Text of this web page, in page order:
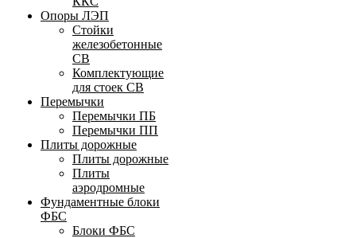
Опоры ЛЭП
Стойки
железобетонные
СВ
Комплектующие
для стоек СВ
Перемычки
Перемычки ПБ
Перемычки ПП
Плиты дорожные
Плиты дорожные
Плиты
аэродромные
Фундаментные блоки
ФБС
Блоки ФБС